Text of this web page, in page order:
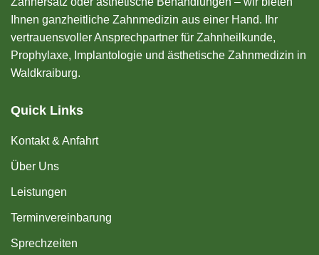
Ihnen ganzheitliche Zahnmedizin aus einer Hand. Ihr
vertrauensvoller Ansprechpartner für Zahnheilkunde,
Prophylaxe, Implantologie und ästhetische Zahnmedizin in
Waldkraiburg.
Quick Links
Kontakt & Anfahrt
Über Uns
Leistungen
Terminvereinbarung
Sprechzeiten